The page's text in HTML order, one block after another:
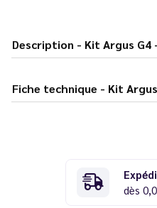
Description - Kit
Fiche technique
dès